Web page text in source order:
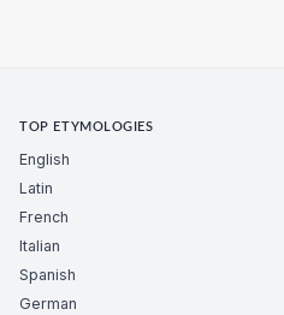
TOP ETYMOLOGIES
English
Latin
French
Italian
Spanish
German